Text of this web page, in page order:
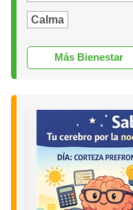
Calma
Más Bienestar